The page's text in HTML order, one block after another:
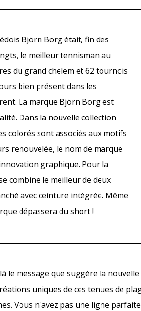
Björn Borg était, fin des
le meilleur tennisman au
du grand chelem et 62 tournois
bien présent dans les
La marque Björn Borg est
Dans la nouvelle collection
colorés sont associés aux motifs
renouvelée, le nom de marque
graphique. Pour la
combine le meilleur de deux
avec ceinture intégrée. Même
dépassera du short !
le message que suggère la
uniques de ces tenues de
Vous n'avez pas une ligne